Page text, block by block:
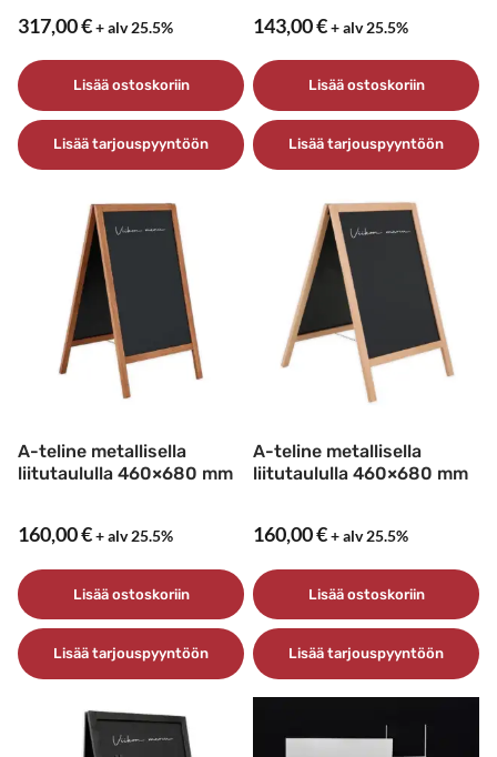
317,00€+ alv 25.5%
Lisää ostoskoriin
Lisää tarjouspyyntöön
143,00€+ alv 25.5%
Lisää ostoskoriin
Lisää tarjouspyyntöön
A-teline metallisella
liitutaululla 460×680 mm
160,00€+ alv 25.5%
Lisää ostoskoriin
Lisää tarjouspyyntöön
A-teline metallisella
liitutaululla 460×680 mm
160,00€+ alv 25.5%
Lisää ostoskoriin
Lisää tarjouspyyntöön